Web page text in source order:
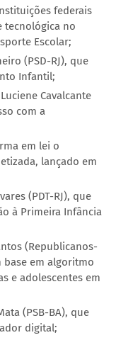
federais
tecnológica no
Escolar;
(PSD-RJ), que
Infantil;
Cavalcante
com a
em lei o
lançado em
(PDT-RJ), que
à Primeira Infância
(Republicanos-
base em algoritmo
e adolescentes em
(PSB-BA), que
digital;